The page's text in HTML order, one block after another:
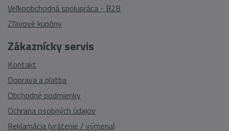
Zákaznícky servis
Kontakt
Doprava a platba
Obchodné podmienky
Ochrana osobných údajov
Reklamácia (vrátenie / výmena)
Veľkoobchodná spolupráca - B2B
Zľavové kupóny